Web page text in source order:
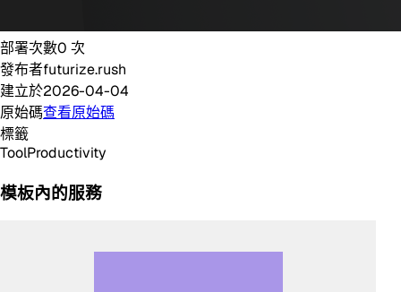
部署次數0 次
發布者futurize.rush
建立於2026-04-04
原始碼查看原始碼
標籤
ToolProductivity
模板內的服務